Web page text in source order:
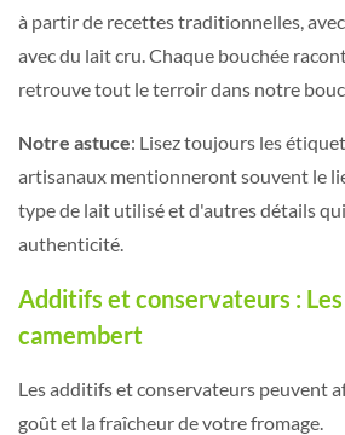
à partir de recettes traditionnelles,
avec du lait cru. Chaque bouchée
retrouve tout le terroir dans notre
Notre astuce: Lisez toujours les
artisanaux mentionneront souvent le
type de lait utilisé et d'autres détails
authenticité.
Additifs et conservateurs :
camembert
Les additifs et conservateurs peuvent
goût et la fraîcheur de votre fromage.